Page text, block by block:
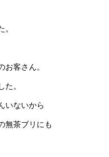
。
お客さん。
た。
いないから
無茶ブリにも